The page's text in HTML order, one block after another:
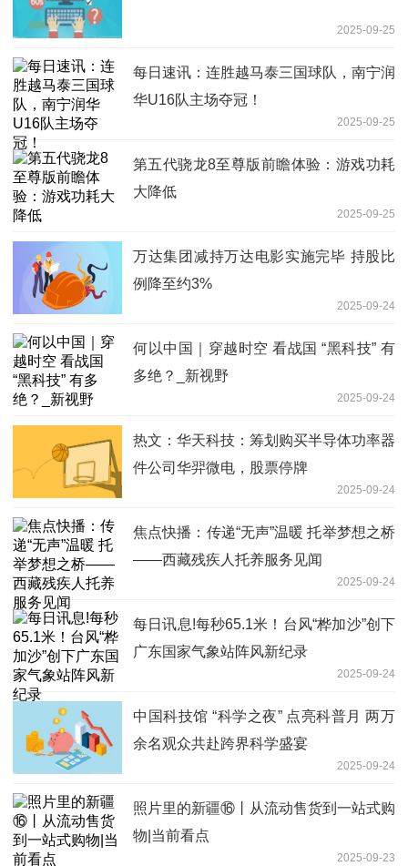
2025-09-25
每日速讯：连胜越马泰三国球队，南宁润
华U16队主场夺冠！
2025-09-25
第五代骁龙8至尊版前瞻体验：游戏功耗
大降低
2025-09-25
万达集团减持万达电影实施完毕 持股比
例降至约3%
2025-09-24
何以中国｜穿越时空 看战国 “黑科技” 有
多绝？_新视野
2025-09-24
热文：华天科技：筹划购买半导体功率器
件公司华羿微电，股票停牌
2025-09-24
焦点快播：传递“无声”温暖 托举梦想之桥
——西藏残疾人托养服务见闻
2025-09-24
每日讯息!每秒65.1米！台风“桦加沙”创下
广东国家气象站阵风新纪录
2025-09-24
中国科技馆 “科学之夜” 点亮科普月 两万
余名观众共赴跨界科学盛宴
2025-09-24
照片里的新疆⑯丨从流动售货到一站式购
物|当前看点
2025-09-23